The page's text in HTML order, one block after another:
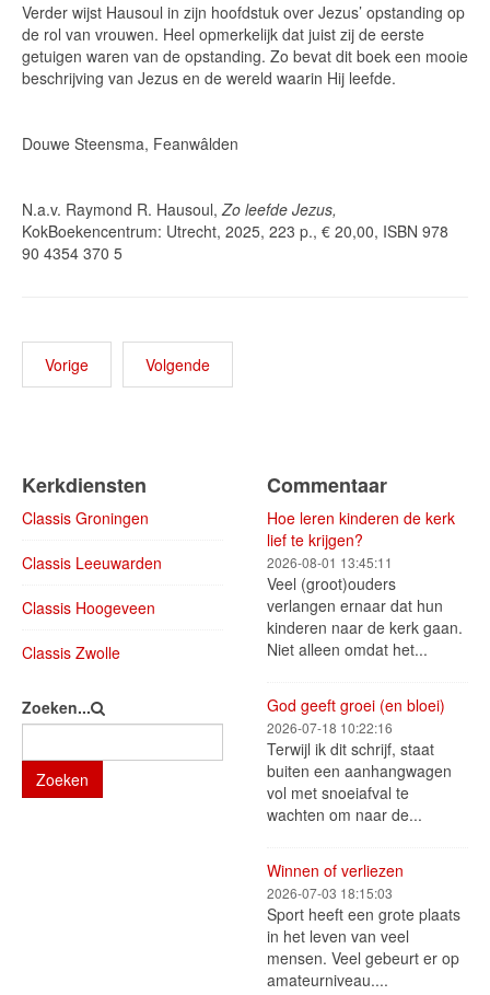
Verder wijst Hausoul in zijn hoofdstuk over Jezus’ opstanding op
de rol van vrouwen. Heel opmerkelijk dat juist zij de eerste
getuigen waren van de opstanding. Zo bevat dit boek een mooie
beschrijving van Jezus en de wereld waarin Hij leefde.
Douwe Steensma, Feanwâlden
N.a.v. Raymond R. Hausoul,Zo leefde Jezus,
KokBoekencentrum: Utrecht, 2025, 223 p., € 20,00, ISBN 978
90 4354 370 5
Vorige Volgende
Kerkdiensten
Classis Groningen
Classis Leeuwarden
Classis Hoogeveen
Classis Zwolle
Zoeken...
Zoeken
Commentaar
Hoe leren kinderen de kerk
lief te krijgen?
2026-08-01 13:45:11
Veel (groot)ouders
verlangen ernaar dat hun
kinderen naar de kerk gaan.
Niet alleen omdat het...
God geeft groei (en bloei)
2026-07-18 10:22:16
Terwijl ik dit schrijf, staat
buiten een aanhangwagen
vol met snoeiafval te
wachten om naar de...
Winnen of verliezen
2026-07-03 18:15:03
Sport heeft een grote plaats
in het leven van veel
mensen. Veel gebeurt er op
amateurniveau....